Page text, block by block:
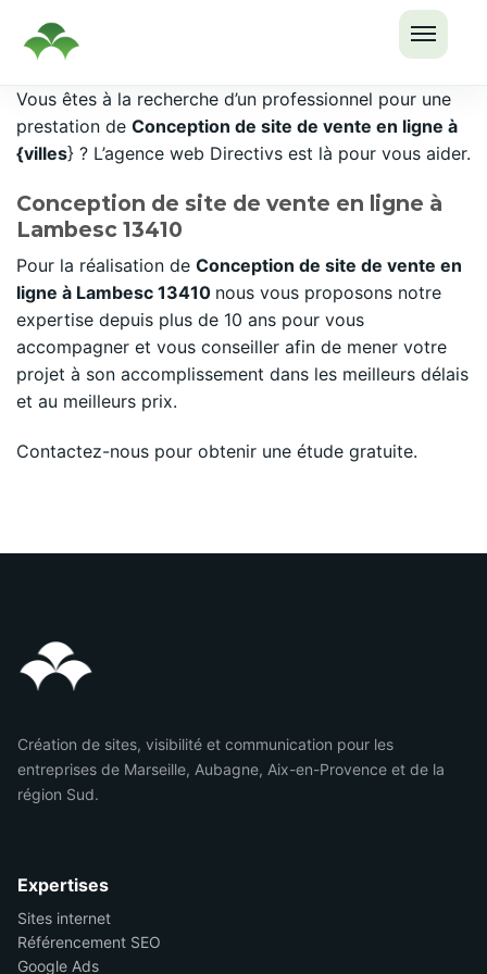
LE
MENU
Passer
au
contenu
Vous êtes à la recherche d’un professionnel pour une
prestation de Conception de site de vente en ligne à
{villes} ? L’agence web Directivs est là pour vous aider.
Conception de site de vente en ligne à
Lambesc 13410
Pour la réalisation de Conception de site de vente en
ligne à Lambesc 13410 nous vous proposons notre
expertise depuis plus de 10 ans pour vous
accompagner et vous conseiller afin de mener votre
projet à son accomplissement dans les meilleurs délais
et au meilleurs prix.
Contactez-nous pour obtenir une étude gratuite.
Création de sites, visibilité et communication pour les
entreprises de Marseille, Aubagne, Aix-en-Provence et de la
région Sud.
Expertises
Sites internet
Référencement SEO
Google Ads